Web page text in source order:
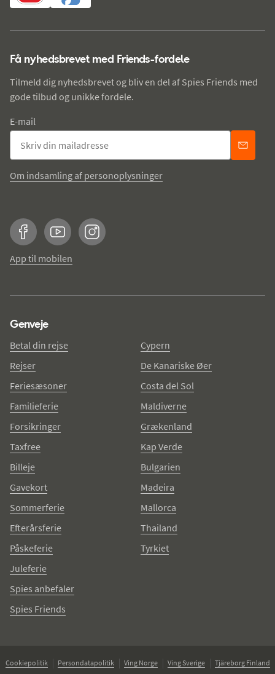
Få nyhedsbrevet med Friends-fordele
Tilmeld dig nyhedsbrevet og bliv en del af Spies Friends med
gode tilbud og unikke fordele.
E-mail
Om indsamling af personoplysninger
FacebookYouTubeInstagram
App til mobilen
Genveje
Betal din rejse
Rejser
Feriesæsoner
Familieferie
Forsikringer
Taxfree
Billeje
Gavekort
Sommerferie
Efterårsferie
Påskeferie
Juleferie
Spies anbefaler
Spies Friends
Cypern
De Kanariske Øer
Costa del Sol
Maldiverne
Grækenland
Kap Verde
Bulgarien
Madeira
Mallorca
Thailand
Tyrkiet
Cookiepolitik Persondatapolitik Ving Norge Ving Sverige
Tjäreborg Finland